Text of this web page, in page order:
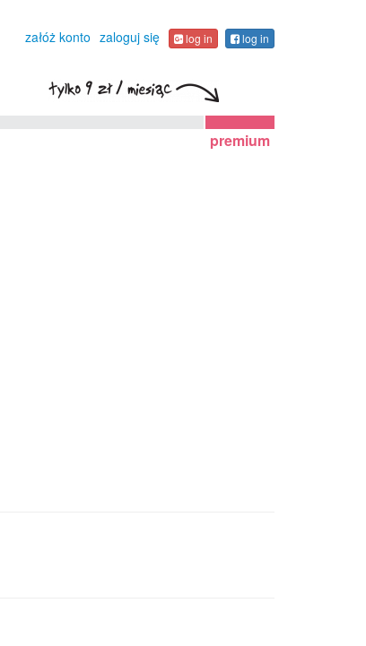
załóż konto zaloguj się log in log in
premium